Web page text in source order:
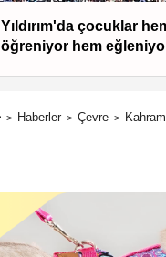
Yıldırım'da çocuklar
öğreniyor hem
Haberler Çevre